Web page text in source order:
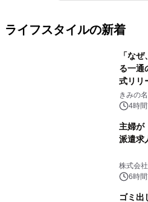
ライフスタイルの新着
「な
る一通
式リリ
きみの
4時
主婦が
派遣求
株式会
6時
ゴミ出